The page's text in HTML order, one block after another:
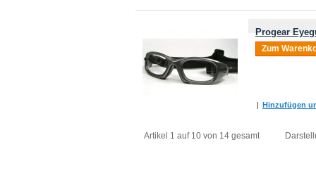
Progear
Zum
| Hinzufügen
Artikel 1 auf 10 von 14 gesamt